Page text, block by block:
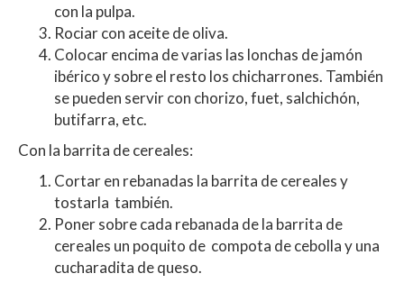
con la pulpa.
Rociar con aceite de oliva.
Colocar encima de varias las lonchas de jamón
ibérico y sobre el resto los chicharrones. También
se pueden servir con chorizo, fuet, salchichón,
butifarra, etc.
Con la barrita de cereales:
Cortar en rebanadas la barrita de cereales y
tostarla también.
Poner sobre cada rebanada de la barrita de
cereales un poquito de compota de cebolla y una
cucharadita de queso.